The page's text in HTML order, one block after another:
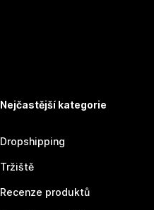
Nejčastější kategorie
Dropshipping
Tržiště
Recenze produktů